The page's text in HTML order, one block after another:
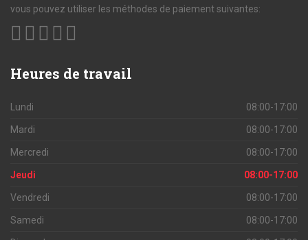
vous pouvez utiliser les méthodes de paiement suivantes:
Heures de travail
Lundi 08:00-17:00
Mardi 08:00-17:00
Mercredi 08:00-17:00
Jeudi 08:00-17:00
Vendredi 08:00-17:00
Samedi 08:00-17:00